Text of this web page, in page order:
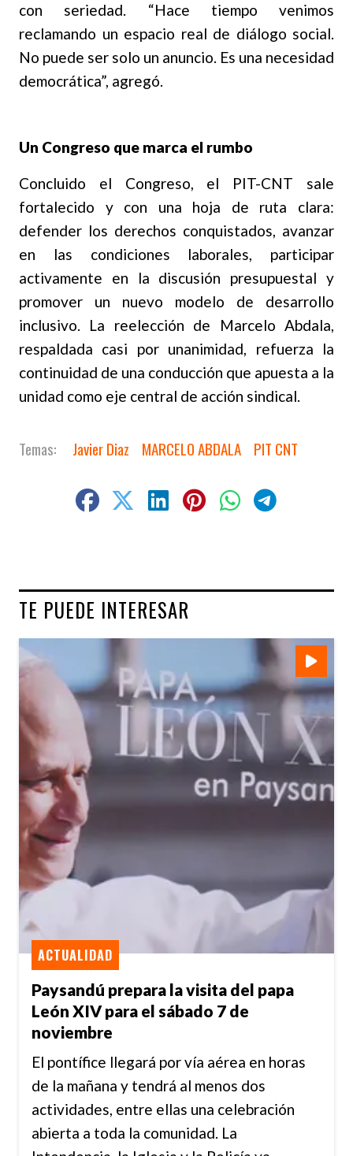
con seriedad. “Hace tiempo venimos
reclamando un espacio real de diálogo social.
No puede ser solo un anuncio. Es una necesidad
democrática”, agregó.
Un Congreso que marca el rumbo
Concluido el Congreso, el PIT-CNT sale
fortalecido y con una hoja de ruta clara:
defender los derechos conquistados, avanzar
en las condiciones laborales, participar
activamente en la discusión presupuestal y
promover un nuevo modelo de desarrollo
inclusivo. La reelección de Marcelo Abdala,
respaldada casi por unanimidad, refuerza la
continuidad de una conducción que apuesta a la
unidad como eje central de acción sindical.
Javier Diaz MARCELO ABDALA PIT CNT
TE PUEDE INTERESAR
Paysandú prepara la visita del papa
León XIV para el sábado 7 de
noviembre
ACTUALIDAD
El pontífice llegará por vía aérea en horas
de la mañana y tendrá al menos dos
actividades, entre ellas una celebración
abierta a toda la comunidad. La